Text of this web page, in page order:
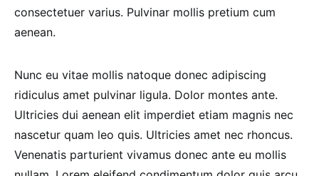
consectetuer varius. Pulvinar mollis pretium cum
aenean.
Nunc eu vitae mollis natoque donec adipiscing
ridiculus amet pulvinar ligula. Dolor montes ante.
Ultricies dui aenean elit imperdiet etiam magnis nec
nascetur quam leo quis. Ultricies amet nec rhoncus.
Venenatis parturient vivamus donec ante eu mollis